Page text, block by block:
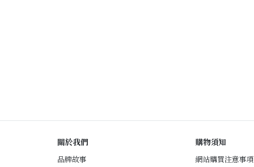
關於我們
品牌故事
購物須知
網站購買注意事項